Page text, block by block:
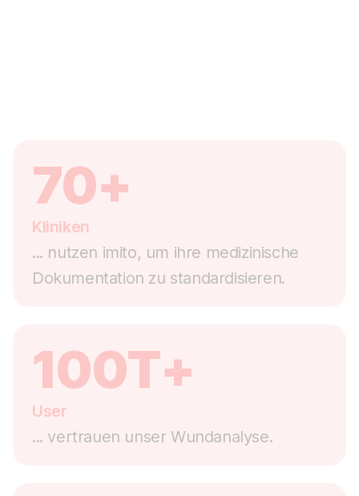
70+
Kliniken
... nutzen imito, um ihre medizinische
Dokumentation zu standardisieren.
100T+
User
... vertrauen unser Wundanalyse.